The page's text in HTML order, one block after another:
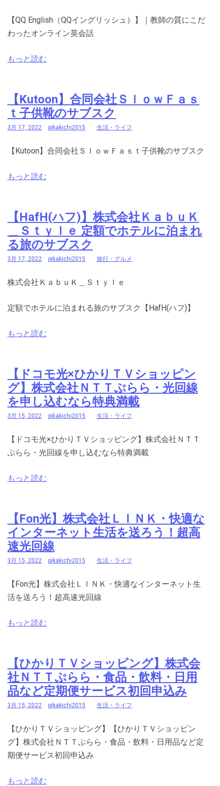
【QQ English（QQイングリッシュ）】｜教師の質にこだ
わったオンライン英会話
もっと読む
【Kutoon】合同会社ＳｌｏｗＦａｓ
ｔ子供靴のサブスク
3月 17, 2022 pikakichi2015 生活・ライフ
【Kutoon】合同会社ＳｌｏｗＦａｓｔ子供靴のサブスク
もっと読む
【HafH(ハフ)】株式会社ＫａｂｕＫ
＿Ｓｔｙｌｅ 定額でホテルに泊まれ
る旅のサブスク
3月 17, 2022 pikakichi2015 旅行・グルメ
株式会社ＫａｂｕＫ＿Ｓｔｙｌｅ
定額でホテルに泊まれる旅のサブスク【HafH(ハフ)】
もっと読む
【ドコモ光×ひかりＴＶショッピン
グ】株式会社ＮＴＴぷらら・光回線
を申し込むなら特典満載
3月 15, 2022 pikakichi2015 生活・ライフ
【ドコモ光×ひかりＴＶショッピング】株式会社ＮＴＴ
ぷらら・光回線を申し込むなら特典満載
もっと読む
【Fon光】株式会社ＬＩＮＫ・快適な
インターネット生活を送ろう！超高
速光回線
3月 15, 2022 pikakichi2015 生活・ライフ
【Fon光】株式会社ＬＩＮＫ・快適なインターネット生
活を送ろう！超高速光回線
もっと読む
【ひかりＴＶショッピング】株式会
社ＮＴＴぷらら・食品・飲料・日用
品など定期便サービス初回申込み
3月 15, 2022 pikakichi2015 生活・ライフ
【ひかりＴＶショッピング】【ひかりＴＶショッピン
グ】株式会社ＮＴＴぷらら・食品・飲料・日用品など定
期便サービス初回申込み
もっと読む